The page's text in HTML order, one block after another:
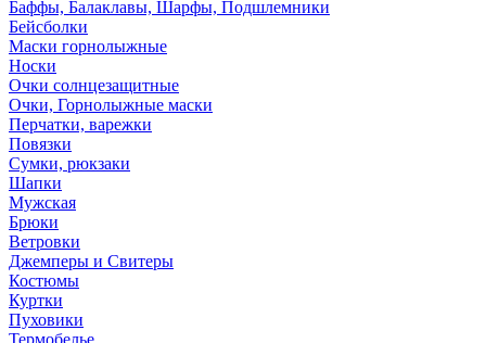
Баффы, Балаклавы, Шарфы, Подшлемники
Бейсболки
Маски горнолыжные
Носки
Очки солнцезащитные
Очки, Горнолыжные маски
Перчатки, варежки
Повязки
Сумки, рюкзаки
Шапки
Мужская
Брюки
Ветровки
Джемперы и Свитеры
Костюмы
Куртки
Пуховики
Термобелье